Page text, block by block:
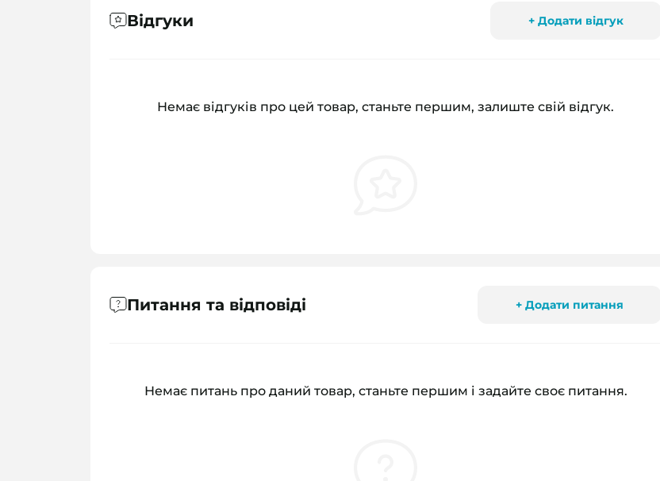
Відгуки + Додати відгук
Немає відгуків про цей товар, станьте першим, залиште свій відгук.
Питання та відповіді + Додати питання
Немає питань про даний товар, станьте першим і задайте своє питання.